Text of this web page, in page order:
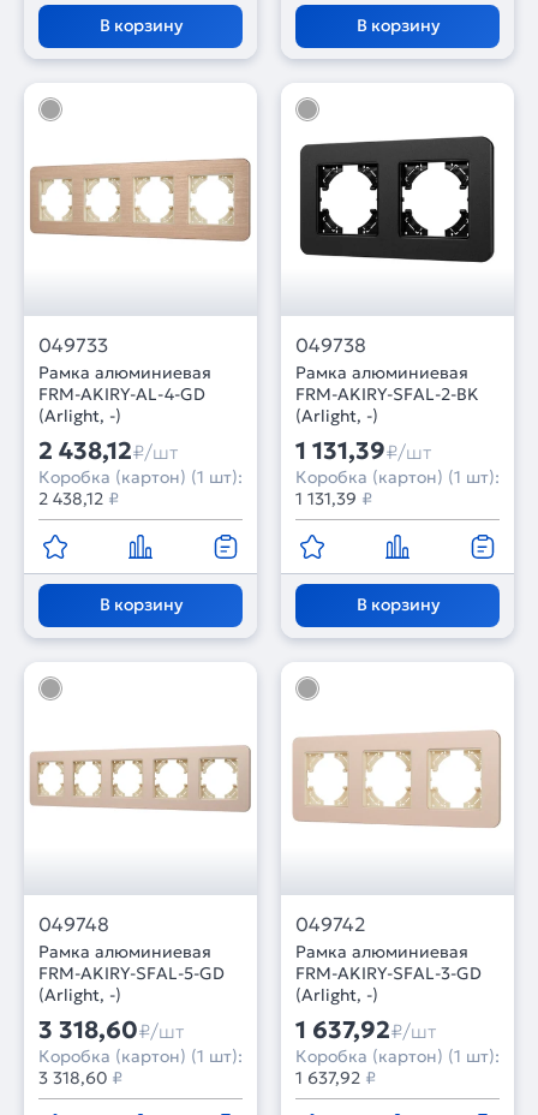
В корзину В корзину
049733
Рамка алюминиевая
FRM-AKIRY-AL-4-GD
(Arlight, -)
2 438,12₽/шт
Коробка (картон) (1 шт):
2 438,12 ₽
В корзину
049738
Рамка алюминиевая
FRM-AKIRY-SFAL-2-BK
(Arlight, -)
1 131,39₽/шт
Коробка (картон) (1 шт):
1 131,39 ₽
В корзину
049748
Рамка алюминиевая
FRM-AKIRY-SFAL-5-GD
(Arlight, -)
3 318,60₽/шт
Коробка (картон) (1 шт):
3 318,60 ₽
049742
Рамка алюминиевая
FRM-AKIRY-SFAL-3-GD
(Arlight, -)
1 637,92₽/шт
Коробка (картон) (1 шт):
1 637,92 ₽